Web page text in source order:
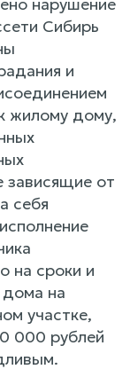
Сибирь
и
жилому дому,
зависящие от
себя
на сроки и
дома на
участке,
000 рублей